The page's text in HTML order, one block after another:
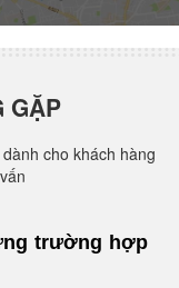
GẶP
cho khách hàng
trường hợp